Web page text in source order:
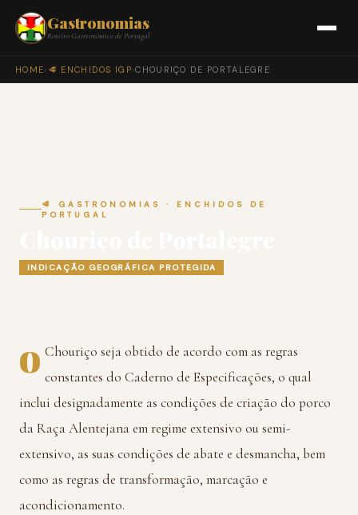
Gastronomias
Roteiro Gastronómico de Portugal
HOME› 🥩 ENCHIDOS IGP›CHOURIÇO DE PORTALEGRE
🥩 GASTRONOMIAS · ENCHIDOS DE
PORTUGAL
INDICAÇÃO GEOGRÁFICA PROTEGIDA
o Chouriço seja obtido de acordo com as regras
constantes do Caderno de Especificações, o qual
inclui designadamente as condições de criação do porco
da Raça Alentejana em regime extensivo ou semi-
extensivo, as suas condições de abate e desmancha, bem
como as regras de transformação, marcação e
acondicionamento.